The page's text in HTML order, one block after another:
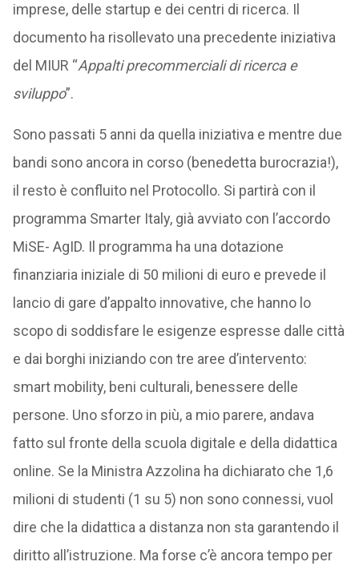
imprese, delle startup e dei centri di ricerca. Il
documento ha risollevato una precedente iniziativa
del MIUR “Appalti precommerciali di ricerca e
sviluppo”.
Sono passati 5 anni da quella iniziativa e mentre due
bandi sono ancora in corso (benedetta burocrazia!),
il resto è confluito nel Protocollo. Si partirà con il
programma Smarter Italy, già avviato con l’accordo
MiSE- AgID. Il programma ha una dotazione
finanziaria iniziale di 50 milioni di euro e prevede il
lancio di gare d’appalto innovative, che hanno lo
scopo di soddisfare le esigenze espresse dalle città
e dai borghi iniziando con tre aree d’intervento:
smart mobility, beni culturali, benessere delle
persone. Uno sforzo in più, a mio parere, andava
fatto sul fronte della scuola digitale e della didattica
online. Se la Ministra Azzolina ha dichiarato che 1,6
milioni di studenti (1 su 5) non sono connessi, vuol
dire che la didattica a distanza non sta garantendo il
diritto all’istruzione. Ma forse c’è ancora tempo per